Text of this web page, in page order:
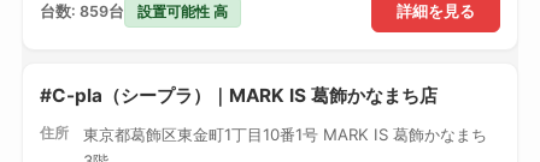
詳細を見る
台数: 859台 設置可能性 高
#C-pla（シープラ）｜MARK IS 葛飾かなまち店
住所
東京都葛飾区東金町1丁目10番1号 MARK IS 葛飾かなまち